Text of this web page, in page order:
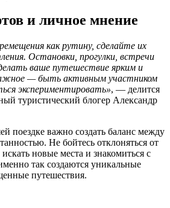
и личное мнение
как рутину, сделайте их
Остановки, прогулки, встречи
ваше путешествие ярким и
— быть активным участником
экспериментировать», — делится
туристический блогер Александр
поездке важно создать баланс между
Не бойтесь отклоняться от
новые места и знакомиться с
так создаются уникальные
путешествия.